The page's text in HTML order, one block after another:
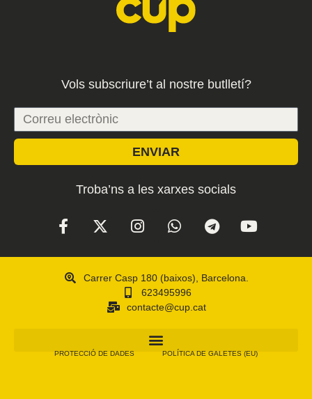
Vols subscriure’t al nostre butlletí?
ENVIAR
Troba’ns a les xarxes socials
Carrer Casp 180 (baixos), Barcelona.
623495996
contacte@cup.cat
PROTECCIÓ DE DADES POLÍTICA DE GALETES (EU)